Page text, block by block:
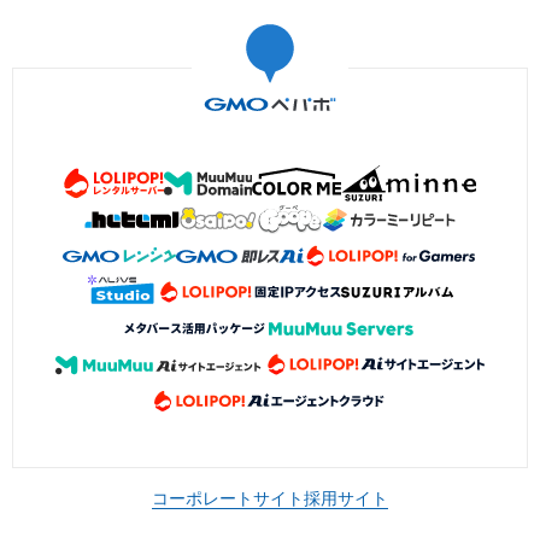
コーポレートサイト採用サイト